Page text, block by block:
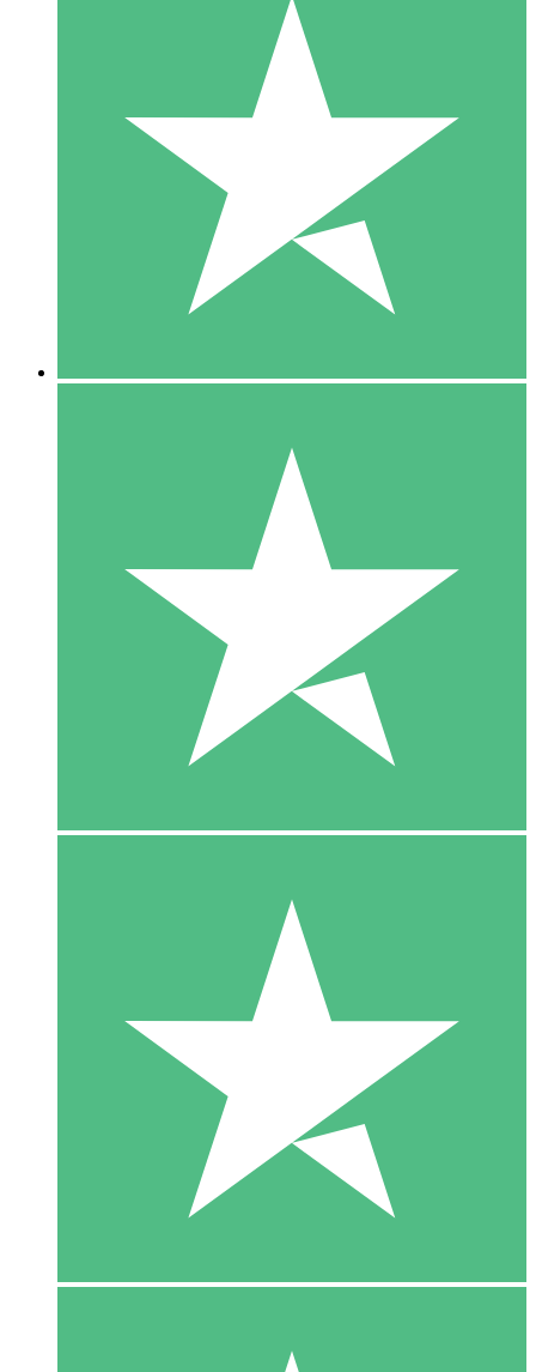
Individuella Kreditpaket
Betala per användning med nedladdningskrediter. Inget
1 Nedladdningar
10 00
10 Nedladdningar
20 00